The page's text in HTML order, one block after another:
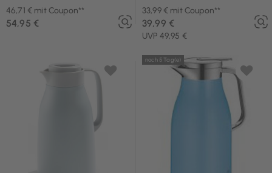
46,71 € mit Coupon**
54,95 €
33,99 € mit Coupon**
UVP 49,95 €
39,99 €
noch 5 Tag(e)